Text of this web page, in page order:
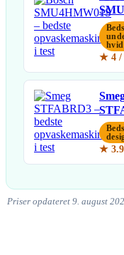
hvid
★ 4 /
★
Priser opdateret 9. august